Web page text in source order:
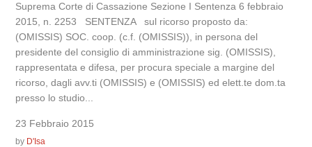
Suprema Corte di Cassazione Sezione I Sentenza 6 febbraio
2015, n. 2253 SENTENZA sul ricorso proposto da:
(OMISSIS) SOC. coop. (c.f. (OMISSIS)), in persona del
presidente del consiglio di amministrazione sig. (OMISSIS),
rappresentata e difesa, per procura speciale a margine del
ricorso, dagli avv.ti (OMISSIS) e (OMISSIS) ed elett.te dom.ta
presso lo studio...
23 Febbraio 2015
by D'Isa